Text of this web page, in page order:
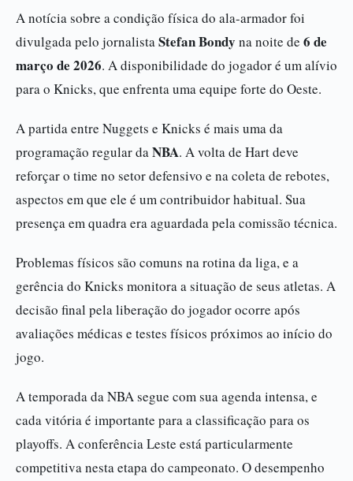
A notícia sobre a condição física do ala-armador foi
divulgada pelo jornalistaStefan Bondy na noite de 6 de
março de 2026. A disponibilidade do jogador é um alívio
para o Knicks, que enfrenta uma equipe forte do Oeste.
A partida entre Nuggets e Knicks é mais uma da
programação regular daNBA. A volta de Hart deve
reforçar o time no setor defensivo e na coleta de rebotes,
aspectos em que ele é um contribuidor habitual. Sua
presença em quadra era aguardada pela comissão técnica.
Problemas físicos são comuns na rotina da liga, e a
gerência do Knicks monitora a situação de seus atletas. A
decisão final pela liberação do jogador ocorre após
avaliações médicas e testes físicos próximos ao início do
jogo.
A temporada da NBA segue com sua agenda intensa, e
cada vitória é importante para a classificação para os
playoffs. A conferência Leste está particularmente
competitiva nesta etapa do campeonato. O desempenho